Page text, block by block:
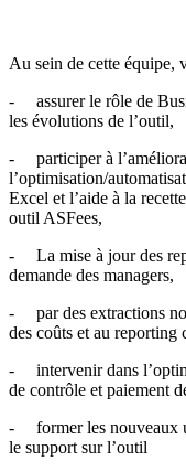
Au sein de cette équipe,
- assurer le rôle de
les évolutions de l’outil,
- participer à
l’optimisation/
Excel et l’aide à la
outil ASFees,
- La mise à jour des
demande des managers,
- par des extractions
des coûts et au reporting
- intervenir dans
de contrôle et paiement
- former les nouveaux
le support sur l’outil